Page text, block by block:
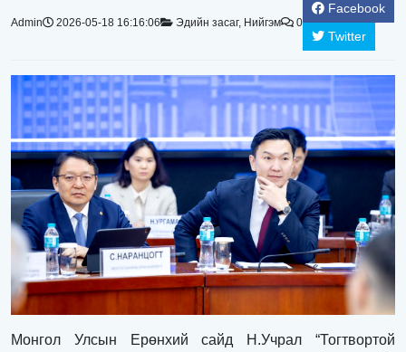
Admin 2026-05-18 16:16:06 Эдийн засаг, Нийгэм 0
Facebook
Twitter
Монгол Улсын Ерөнхий сайд Н.Учрал “Тогтвортой